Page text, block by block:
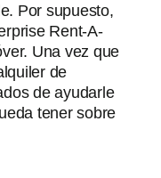
Por supuesto,
Rent-A-
Una vez que
de
de ayudarle
tener sobre